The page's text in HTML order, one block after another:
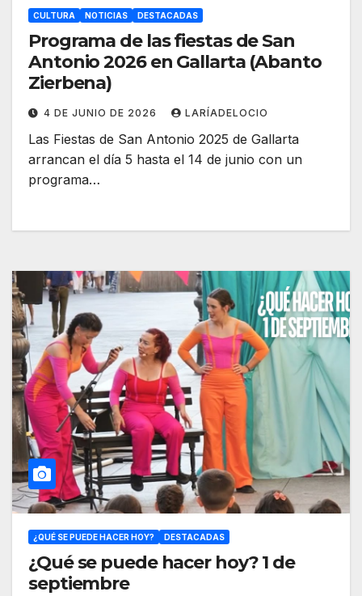
CULTURA NOTICIAS DESTACADAS
Programa de las fiestas de San
Antonio 2026 en Gallarta (Abanto
Zierbena)
4 DE JUNIO DE 2026 LARÍADELOCIO
Las Fiestas de San Antonio 2025 de Gallarta
arrancan el día 5 hasta el 14 de junio con un
programa…
¿QUÉ SE PUEDE HACER HOY? DESTACADAS
¿Qué se puede hacer hoy? 1 de
septiembre